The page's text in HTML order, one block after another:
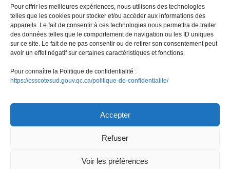
Pour offrir les meilleures expériences, nous utilisons des technologies
telles que les cookies pour stocker et/ou accéder aux informations des
appareils. Le fait de consentir à ces technologies nous permettra de traiter
des données telles que le comportement de navigation ou les ID uniques
sur ce site. Le fait de ne pas consentir ou de retirer son consentement peut
avoir un effet négatif sur certaines caractéristiques et fonctions.
Pour connaître la Politique de confidentialité :
https://csscotesud.gouv.qc.ca/politique-de-confidentialite/
Accepter
Refuser
Voir les préférences
LISTE TÉLÉPHONIQUE
Nous joindre
© Gouvernement du Québec, 2026